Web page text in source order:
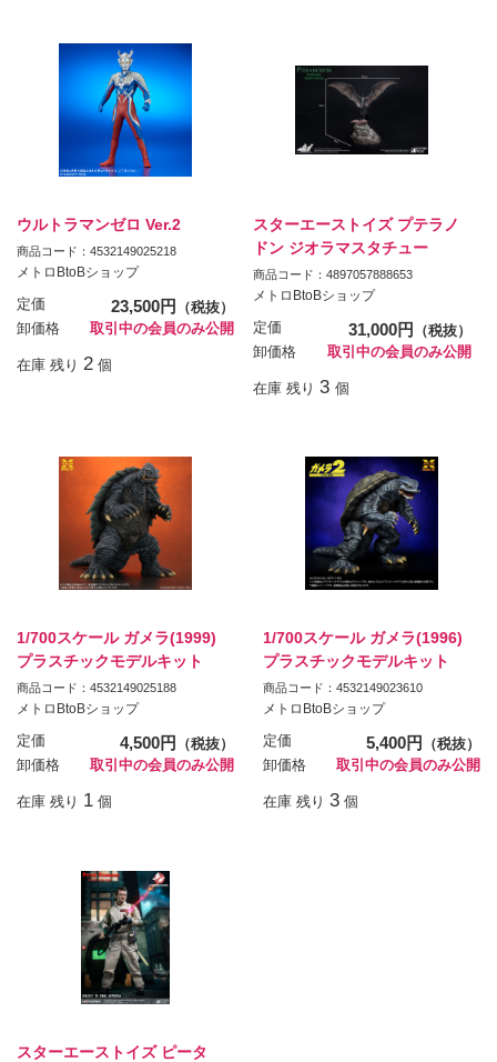
ウルトラマンゼロ Ver.2
商品コード：4532149025218
メトロBtoBショップ
定価 23,500円
（税抜）
卸価格
取引中の会員のみ公開
在庫 残り 2 個
スターエーストイズ プテラノ
ドン ジオラマスタチュー
商品コード：4897057888653
メトロBtoBショップ
定価 31,000円
（税抜）
卸価格
取引中の会員のみ公開
在庫 残り 3 個
1/700スケール ガメラ(1999)
プラスチックモデルキット
商品コード：4532149025188
メトロBtoBショップ
定価 4,500円
（税抜）
卸価格
取引中の会員のみ公開
在庫 残り 1 個
1/700スケール ガメラ(1996)
プラスチックモデルキット
商品コード：4532149023610
メトロBtoBショップ
定価 5,400円
（税抜）
卸価格
取引中の会員のみ公開
在庫 残り 3 個
スターエーストイズ ピータ